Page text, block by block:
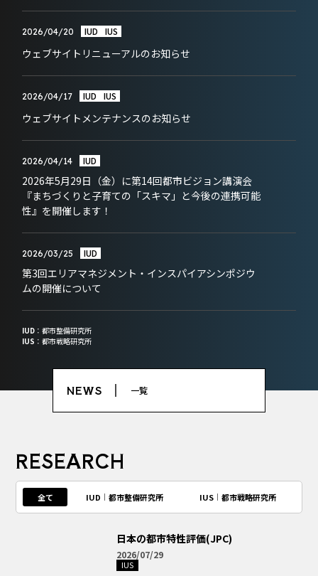
2026/04/20 IUD IUS
ウェブサイトリニューアルのお知らせ
2026/04/17 IUD IUS
ウェブサイトメンテナンスのお知らせ
2026/04/14 IUD
2026年5月29日（金）に第14回都市ビジョン講演会
『まちづくりと子育ての「スキマ」と今後の連携可能
性』を開催します！
2026/03/25 IUD
第3回エリアマネジメント・インスパイアシンポジウ
ムの開催について
IUD ：都市整備研究所
IUS ：都市戦略研究所
NEWS 一覧
RESEARCH
全て IUD 都市整備研究所 IUS 都市戦略研究所
日本の都市特性評価(JPC)
2026/07/29
IUS